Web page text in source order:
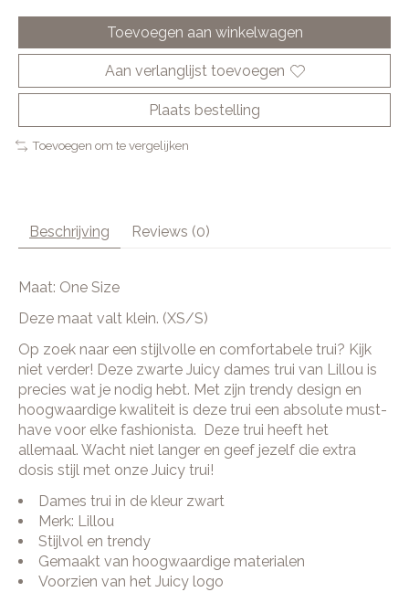
Toevoegen aan winkelwagen
Aan verlanglijst toevoegen
Plaats bestelling
Toevoegen om te vergelijken
Beschrijving Reviews (0)
Maat: One Size
Deze maat valt klein. (XS/S)
Op zoek naar een stijlvolle en comfortabele trui? Kijk
niet verder! Deze zwarte Juicy dames trui van Lillou is
precies wat je nodig hebt. Met zijn trendy design en
hoogwaardige kwaliteit is deze trui een absolute must-
have voor elke fashionista. Deze trui heeft het
allemaal. Wacht niet langer en geef jezelf die extra
dosis stijl met onze Juicy trui!
Dames trui in de kleur zwart
Merk: Lillou
Stijlvol en trendy
Gemaakt van hoogwaardige materialen
Voorzien van het Juicy logo